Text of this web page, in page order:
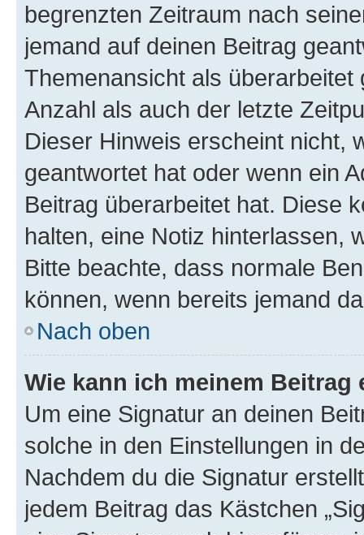
begrenzten Zeitraum nach
jemand auf deinen Beitrag
Themenansicht als
Anzahl als auch der letzte
Dieser Hinweis erscheint nicht,
geantwortet hat oder wenn ein
Beitrag überarbeitet hat. Diese
halten, eine Notiz hinterlassen,
Bitte beachte, dass normale
können, wenn bereits jemand
Nach oben
Wie kann ich meinem
Um eine Signatur an deinen
solche in den Einstellungen in
Nachdem du die Signatur
jedem Beitrag das Kästchen